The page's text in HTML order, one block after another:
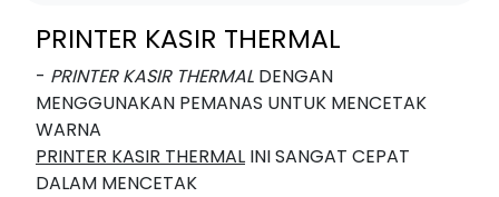
PRINTER KASIR THERMAL
- PRINTER KASIR THERMAL DENGAN
MENGGUNAKAN PEMANAS UNTUK MENCETAK
WARNA
PRINTER KASIR THERMAL INI SANGAT CEPAT
DALAM MENCETAK